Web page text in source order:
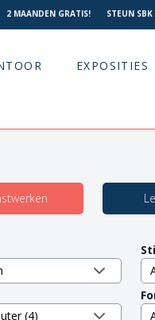
2 MAANDEN GRATIS! STEUN SBK
EXPOSITIES